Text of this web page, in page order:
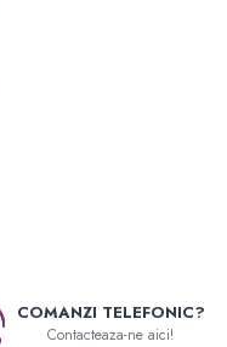
COMANZI TELEFONIC?
Contacteaza-ne aici!